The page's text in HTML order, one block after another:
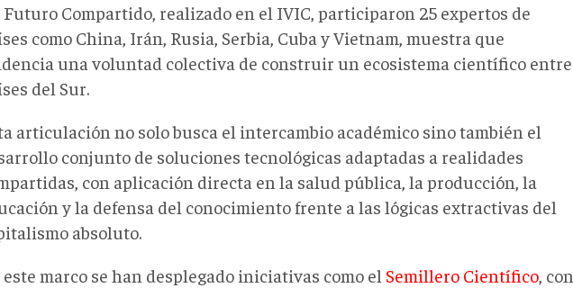
Compartido, realizado en el IVIC, participaron 25 expertos de
como China, Irán, Rusia, Serbia, Cuba y Vietnam, muestra que
una voluntad colectiva de construir un ecosistema científico entre
del Sur.
articulación no solo busca el intercambio académico sino también el
conjunto de soluciones tecnológicas adaptadas a realidades
con aplicación directa en la salud pública, la producción, la
y la defensa del conocimiento frente a las lógicas extractivas del
absoluto.
este marco se han desplegado iniciativas como el Semillero Científico, con